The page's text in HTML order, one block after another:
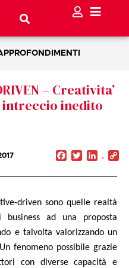
– Creativita’
intreccio inedito
Facebook
Twitter
driven sono quelle realtà
ad una proposta
e talvolta valorizzando un
fenomeno possibile grazie
con diverse capacità e